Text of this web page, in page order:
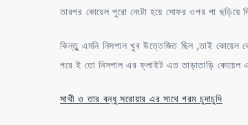
তারপর কোয়েল পুরো নেংটা হয়ে সোফর ওপর পা ছড়িয়ে
কিন্তুু এমনি নিসপাল খুব উত্তেজিত ছিল ,তাই কোয়েল
পরে ই তো নিসপাল এর ফ্লাইট এত তাড়াতাড়ি কোয়েল
সাথী ও তার বন্ধু সরোয়ার এর সাথে গরম চুদাচুদি